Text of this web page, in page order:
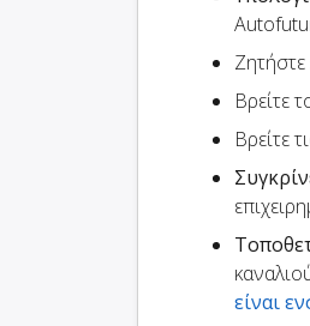
Ζητήστε
Βρείτε
Βρείτε
είναι